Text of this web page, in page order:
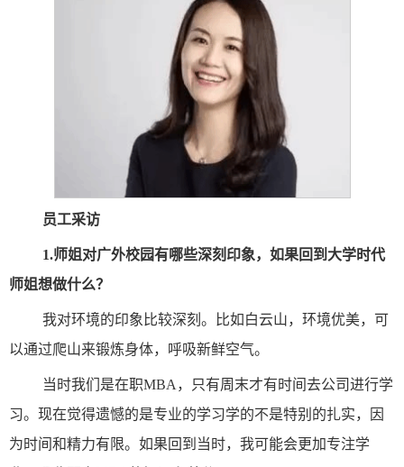
员工采访
1.师姐对广外校园有哪些深刻印象，如果回到大学时代
师姐想做什么？
我对环境的印象比较深刻。比如白云山，环境优美，可
以通过爬山来锻炼身体，呼吸新鲜空气。
当时我们是在职MBA，只有周末才有时间去公司进行学
习。现在觉得遗憾的是专业的学习学的不是特别的扎实，因
为时间和精力有限。如果回到当时，我可能会更加专注学